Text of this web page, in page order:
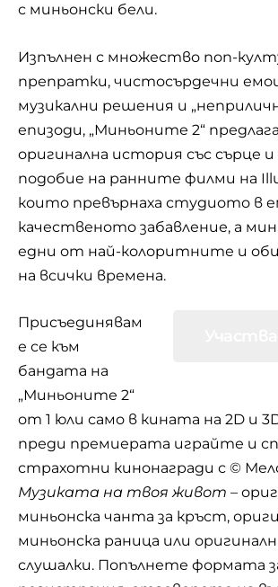
с миньонски бели.
Изпълнен с множество поп-
препратки, чистосърдечни
музикални решения и
епизоди, „Миньоните 2“
оригинална история със сърце
подобие на ранните филми на
които превърнаха студиото в
качественото забавление, а
едни от най-колоритните и
на всички времена.
Присъединявам
е се към
бандата на
„Миньоните 2“
от 1 юли само в кината на 2D и
преди премиерата играйте и
страхотни кинонагради с ©
Музиката на твоя живот –
миньонска чанта за кръст,
миньонска раница или
слушалки. Попълнете формата